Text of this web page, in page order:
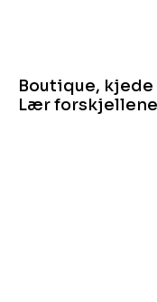
Boutique,
Lær